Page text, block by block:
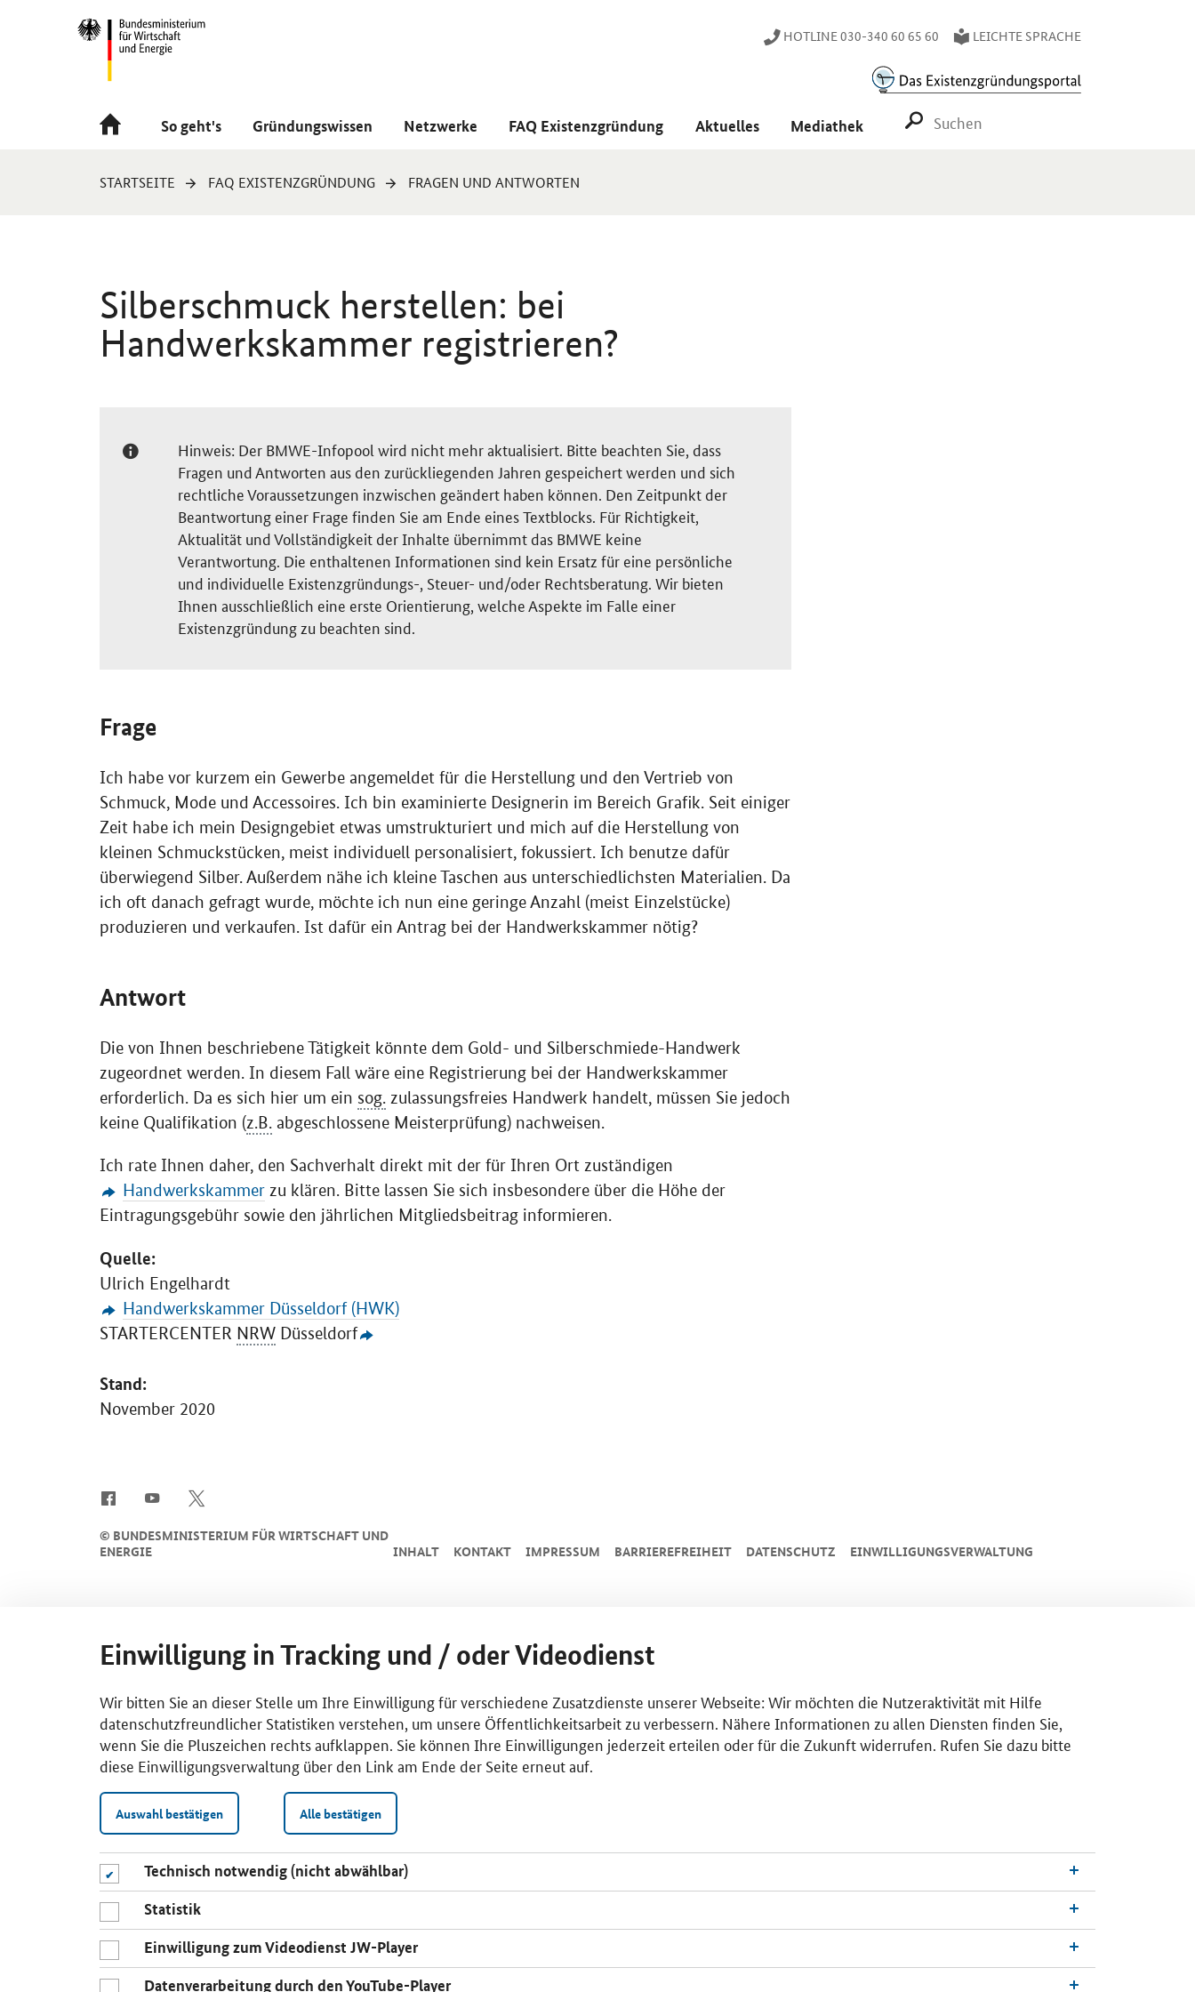
Navigation
Hauptmenü HOTLINE 030-340 60 65 60 LEICHTE SPRACHE
So geht's Gründungswissen Netzwerke FAQ Existenzgründung Aktuelles Mediathek SUCHE STARTEN
Sie
STARTSEITE FAQ EXISTENZGRÜNDUNG FRAGEN UND ANTWORTEN
Silberschmuck herstellen: bei
Handwerkskammer registrieren?
Hinweis: Der BMWE-Infopool wird nicht mehr aktualisiert. Bitte beachten Sie, dass
Fragen und Antworten aus den zurückliegenden Jahren gespeichert werden und sich
rechtliche Voraussetzungen inzwischen geändert haben können. Den Zeitpunkt der
Beantwortung einer Frage finden Sie am Ende eines Textblocks. Für Richtigkeit,
Aktualität und Vollständigkeit der Inhalte übernimmt das BMWE keine
Verantwortung. Die enthaltenen Informationen sind kein Ersatz für eine persönliche
und individuelle Existenzgründungs-, Steuer- und/oder Rechtsberatung. Wir bieten
Ihnen ausschließlich eine erste Orientierung, welche Aspekte im Falle einer
Existenzgründung zu beachten sind.
Frage
Ich habe vor kurzem ein Gewerbe angemeldet für die Herstellung und den Vertrieb von
Schmuck, Mode und Accessoires. Ich bin examinierte Designerin im Bereich Grafik. Seit einiger
Zeit habe ich mein Designgebiet etwas umstrukturiert und mich auf die Herstellung von
kleinen Schmuckstücken, meist individuell personalisiert, fokussiert. Ich benutze dafür
überwiegend Silber. Außerdem nähe ich kleine Taschen aus unterschiedlichsten Materialien. Da
ich oft danach gefragt wurde, möchte ich nun eine geringe Anzahl (meist Einzelstücke)
produzieren und verkaufen. Ist dafür ein Antrag bei der Handwerkskammer nötig?
Antwort
Die von Ihnen beschriebene Tätigkeit könnte dem Gold- und Silberschmiede-Handwerk
zugeordnet werden. In diesem Fall wäre eine Registrierung bei der Handwerkskammer
erforderlich. Da es sich hier um ein sog. zulassungsfreies Handwerk handelt, müssen Sie jedoch
keine Qualifikation (z.B. abgeschlossene Meisterprüfung) nachweisen.
Ich rate Ihnen daher, den Sachverhalt direkt mit der für Ihren Ort zuständigen
Handwerkskammer zu klären. Bitte lassen Sie sich insbesondere über die Höhe der
Eintragungsgebühr sowie den jährlichen Mitgliedsbeitrag informieren.
Quelle:
Ulrich Engelhardt
Handwerkskammer Düsseldorf (HWK)
STARTERCENTER NRW Düsseldorf
Stand:
November 2020
© BUNDESMINISTERIUM FÜR WIRTSCHAFT UND
ENERGIE
INHALT KONTAKT IMPRESSUM BARRIEREFREIHEIT DATENSCHUTZ EINWILLIGUNGSVERWALTUNG
Einwilligung in Tracking und / oder Videodienst
Wir bitten Sie an dieser Stelle um Ihre Einwilligung für verschiedene Zusatzdienste unserer Webseite: Wir möchten die Nutzeraktivität mit Hilfe
datenschutzfreundlicher Statistiken verstehen, um unsere Öffentlichkeitsarbeit zu verbessern. Nähere Informationen zu allen Diensten finden Sie,
wenn Sie die Pluszeichen rechts aufklappen. Sie können Ihre Einwilligungen jederzeit erteilen oder für die Zukunft widerrufen. Rufen Sie dazu bitte
diese Einwilligungsverwaltung über den Link am Ende der Seite erneut auf.
Auswahl bestätigen Alle bestätigen
Technisch notwendig (nicht abwählbar)
Statistik
Einwilligung zum Videodienst JW-Player
Datenverarbeitung durch den YouTube-Player